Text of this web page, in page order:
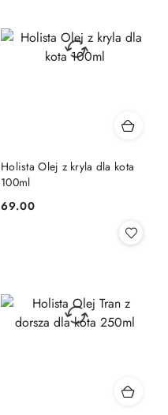
Holista Olej z kryla dla kota
100ml
Cena:
69.00